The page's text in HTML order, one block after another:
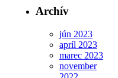
Archív
jún 2023
apríl 2023
marec 2023
november